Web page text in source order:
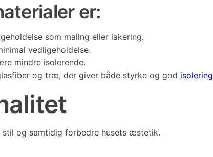
er:
som maling eller lakering.
vedligeholdelse.
mindre isolerende.
og træ, der giver både styrke og god isolering
og samtidig forbedre husets æstetik.